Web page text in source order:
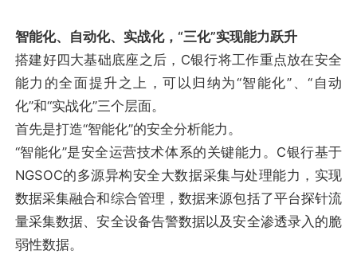
智能化、自动化、实战化，“三化”实现能力跃升
搭建好四大基础底座之后，C银行将工作重点放在安全
能力的全面提升之上，可以归纳为“智能化”、“自动
化”和“实战化”三个层面。
首先是打造“智能化”的安全分析能力。
“智能化”是安全运营技术体系的关键能力。C银行基于
NGSOC的多源异构安全大数据采集与处理能力，实现
数据采集融合和综合管理，数据来源包括了平台探针流
量采集数据、安全设备告警数据以及安全渗透录入的脆
弱性数据。